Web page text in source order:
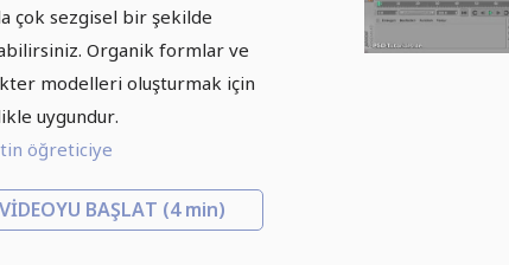
çok sezgisel bir şekilde
Organik formlar ve
modelleri oluşturmak için
uygundur.
öğreticiye
VIDEOYU BAŞLAT (4 min)